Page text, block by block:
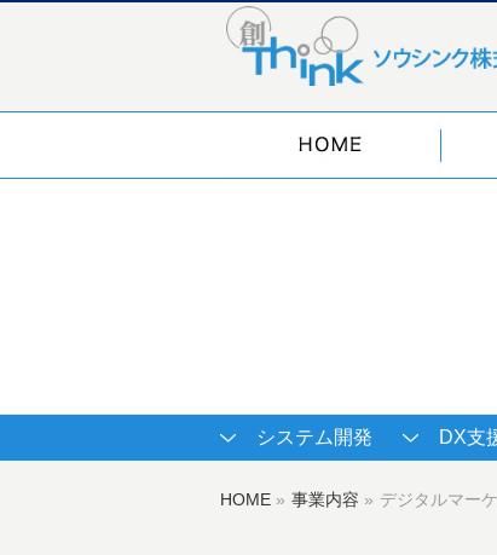
システム開発 DX支
HOME » 事業内容 » デジタルマー